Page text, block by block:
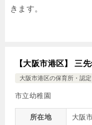
きます。
【大阪市港区】 三
大阪市港区の保育所・認
市立幼稚園
所在地 大阪